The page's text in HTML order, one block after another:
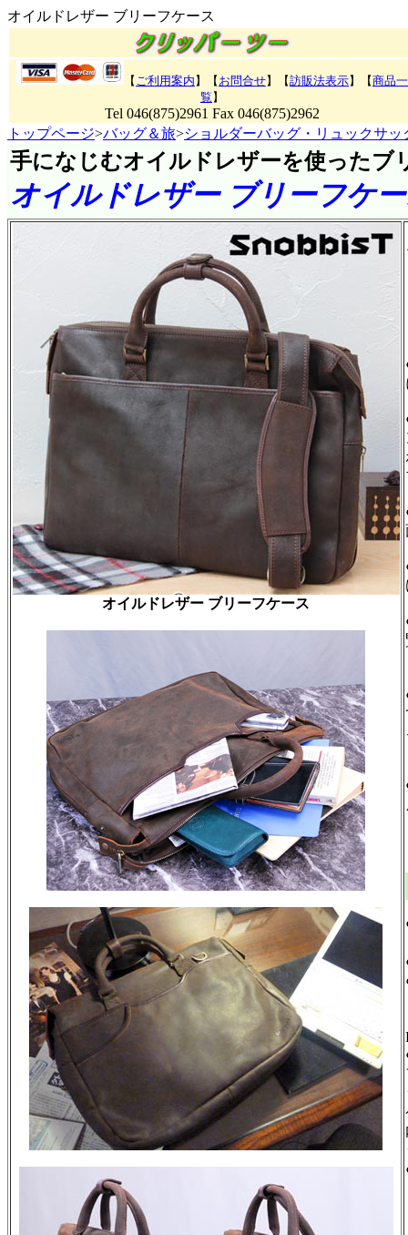
オイルドレザー ブリーフケース
【 ご利用案内 】【 お問合せ】【訪販法表示】 【商品一
覧 】
Tel 046(875)2961 Fax 046(875)2962
トップページ>バッグ＆旅>ショルダーバッグ・リュックサ
手になじむオイルドレザーを使ったブ
オイルドレザー ブリーフケ
オイルドレザー ブリーフケース